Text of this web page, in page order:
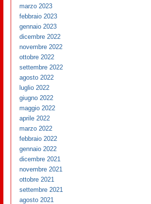
marzo 2023
febbraio 2023
gennaio 2023
dicembre 2022
novembre 2022
ottobre 2022
settembre 2022
agosto 2022
luglio 2022
giugno 2022
maggio 2022
aprile 2022
marzo 2022
febbraio 2022
gennaio 2022
dicembre 2021
novembre 2021
ottobre 2021
settembre 2021
agosto 2021